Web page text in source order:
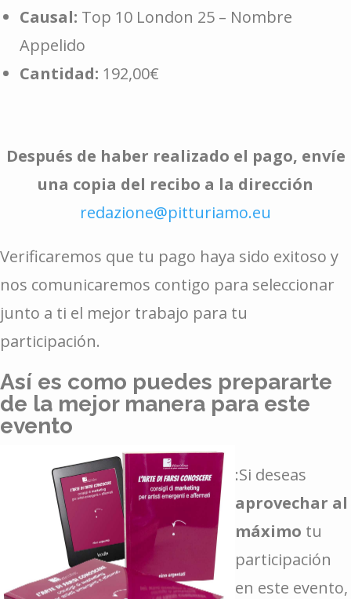
Causal: Top 10 London 25 – Nombre
Appelido
Cantidad: 192,00€
Después de haber realizado el pago, envíe
una copia del recibo a la dirección
redazione@pitturiamo.eu
Verificaremos que tu pago haya sido exitoso y
nos comunicaremos contigo para seleccionar
junto a ti el mejor trabajo para tu
participación.
Así es como puedes prepararte
de la mejor manera para este
evento
:Si deseas
aprovechar al
máximo tu
participación
en este evento,